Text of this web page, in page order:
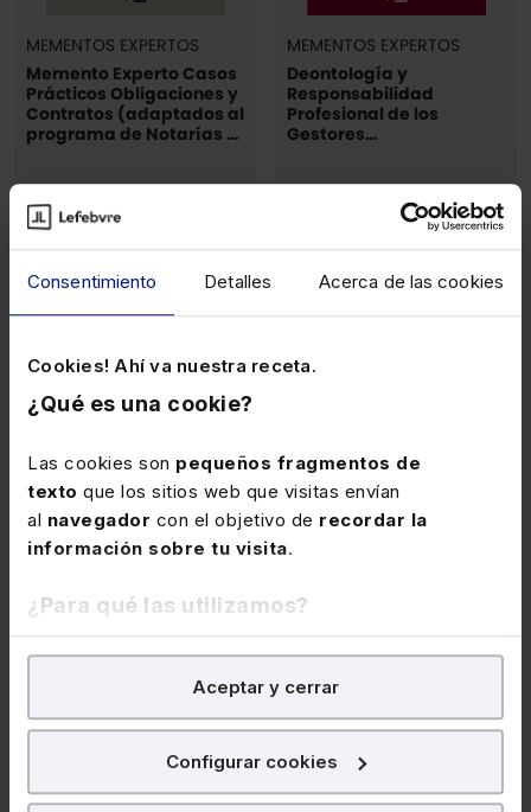
Consentimiento Detalles Acerca de las cookies
Cookies! Ahí va nuestra receta.
¿Qué es una cookie?
Las cookies son pequeños fragmentos de
texto que los sitios web que visitas envían
al navegador con el objetivo de recordar la
información sobre tu visita.
¿Para qué las utilizamos?
En Lefebvre utilizamos las cookies confines
para tratar demejorar tu experiencia
nuestra página web. También con fines publicitarios,
Aceptar y cerrar
Configurar cookies
MEMENTOS EXPERTOS
Memento Experto Casos
Prácticos Obligaciones y
Contratos (adaptados al
programa de Notarías y
Electrónico
48,00€ -10%
43,20€
MEMENTOS EXPERTOS
Deontología y
Responsabilidad
Profesional de los
Gestores
Electrónico
39,15€ -10%
MEMENTOS EXPERTOS
Memento Experto
Protección de Derechos
Memento Experto Asesor
Fiscal